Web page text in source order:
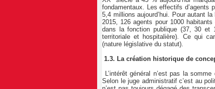
fondamentaux. Les effectifs d’agents
5,4 millions aujourd’hui. Pour autant
2015, 126 agents pour 1000
dans la fonction publique (37, 30 et
territoriale et hospitalière). Ce qui
(nature législative du statut).
1.3. La création historique de
L’intérêt général n’est pas la
Selon le juge administratif c’est au